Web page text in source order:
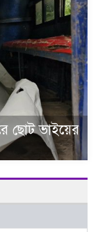
ছোট ভাইয়ের